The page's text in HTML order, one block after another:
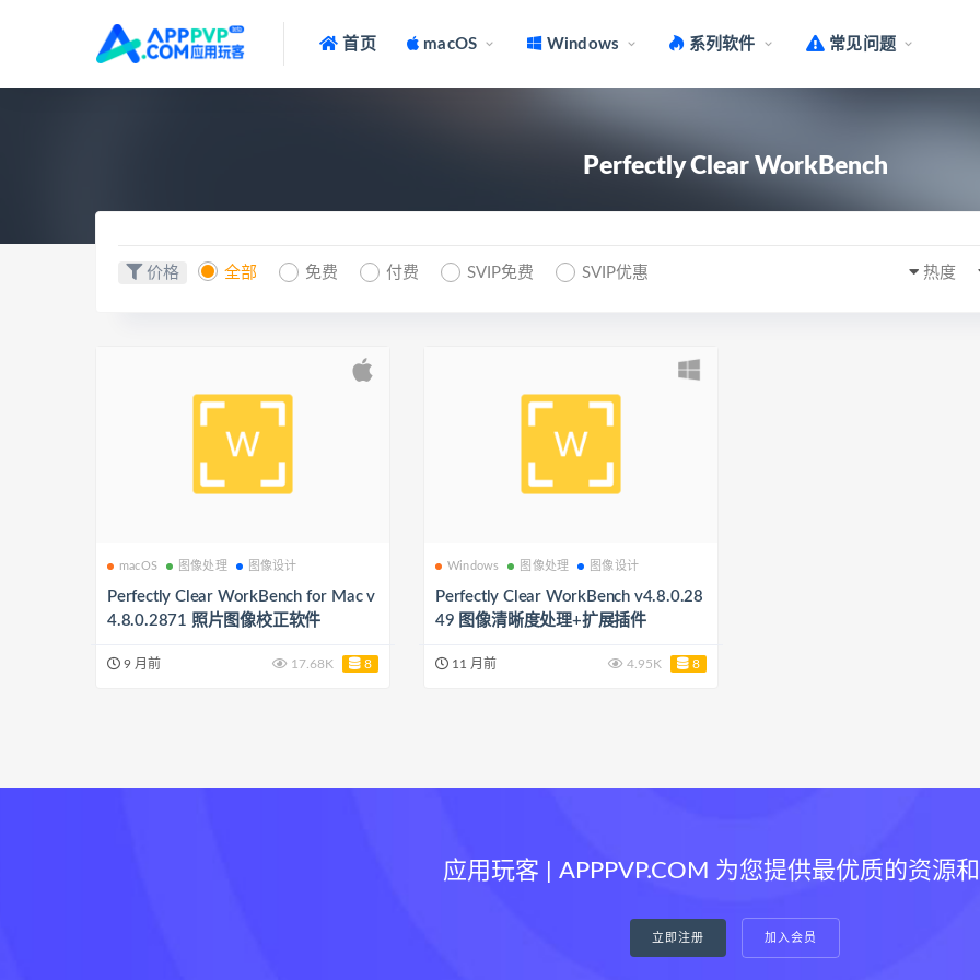
首页 macOS Windows 系列软件 常见问题
Perfectly Clear WorkBench
价格 全部 免费 付费 SVIP免费 SVIP优惠 热度
macOS 图像处理 图像设计
Perfectly Clear WorkBench for Mac v
4.8.0.2871 照片图像校正软件
9 月前 17.68K 8
Windows 图像处理 图像设计
Perfectly Clear WorkBench v4.8.0.28
49 图像清晰度处理+扩展插件
11 月前 4.95K 8
应用玩客 | APPPVP.COM 为您提供最优质的资源
立即注册 加入会员